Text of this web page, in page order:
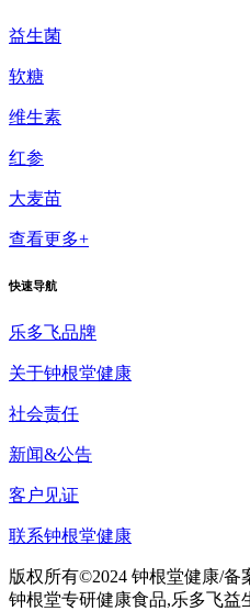
益生菌
软糖
维生素
红参
大麦苗
查看更多+
快速导航
乐多飞品牌
关于钟根堂健康
社会责任
新闻&公告
客户见证
联系钟根堂健康
版权所有©2024 钟根堂健康/备
钟根堂专研健康食品,乐多飞益